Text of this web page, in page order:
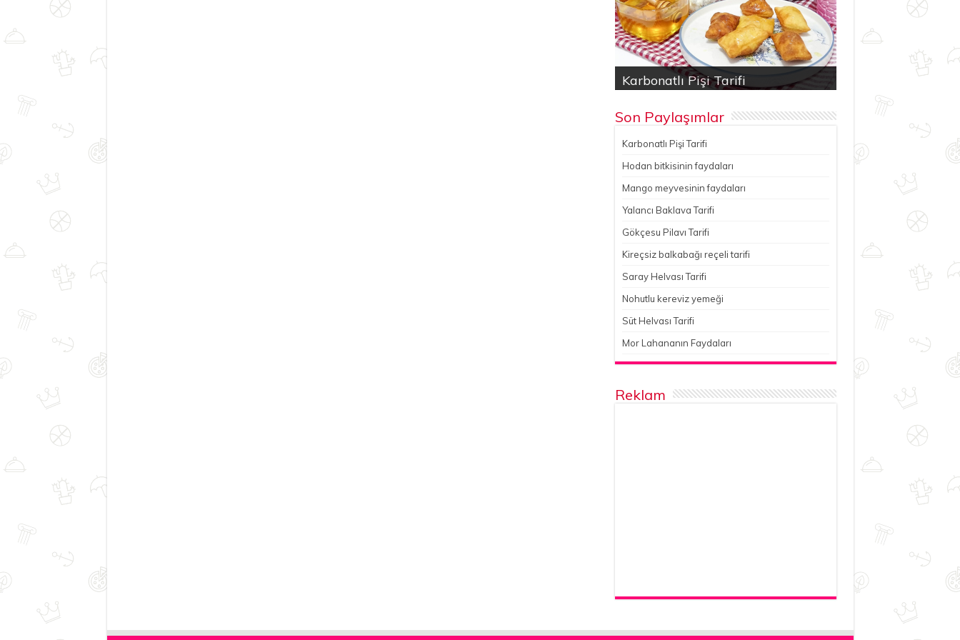
Karbonatlı Pişi Tarifi
Hodan bitkisinin faydaları
Yalancı Baklava Tarifi
Gökçesu Pilavı Tarifi
Nohutlu kereviz yemeği
Son Paylaşımlar
Karbonatlı Pişi Tarifi
Hodan bitkisinin faydaları
Mango meyvesinin faydaları
Yalancı Baklava Tarifi
Gökçesu Pilavı Tarifi
Kireçsiz balkabağı reçeli tarifi
Saray Helvası Tarifi
Nohutlu kereviz yemeği
Süt Helvası Tarifi
Mor Lahananın Faydaları
Reklam